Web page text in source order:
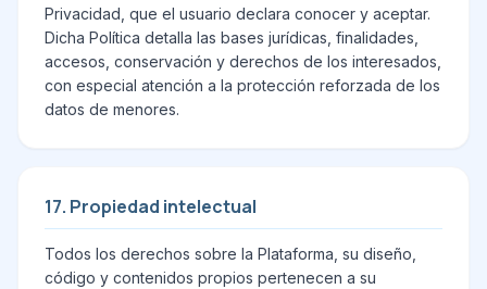
Privacidad, que el usuario declara conocer y aceptar.
Dicha Política detalla las bases jurídicas, finalidades,
accesos, conservación y derechos de los interesados,
con especial atención a la protección reforzada de los
datos de menores.
17. Propiedad intelectual
Todos los derechos sobre la Plataforma, su diseño,
código y contenidos propios pertenecen a su